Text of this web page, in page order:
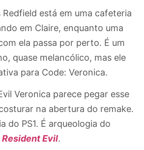
está em uma cafeteria
em Claire, enquanto uma
ela passa por perto. É um
quase melancólico, mas ele
para Code: Veronica.
Veronica parece pegar esse
na abertura do remake.
do PS1. É arqueologia do
Resident Evil.